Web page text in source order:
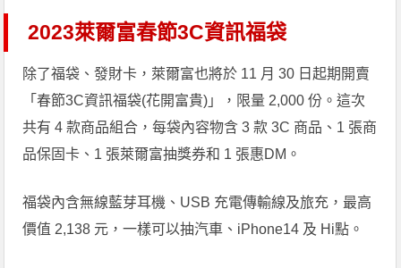
2023萊爾富春節3C資訊福袋
除了福袋、發財卡，萊爾富也將於 11 月 30 日起期開賣
「春節3C資訊福袋(花開富貴)」，限量 2,000 份。這次
共有 4 款商品組合，每袋內容物含 3 款 3C 商品、1 張商
品保固卡、1 張萊爾富抽獎券和 1 張惠DM。
福袋內含無線藍芽耳機、USB 充電傳輸線及旅充，最高
價值 2,138 元，一樣可以抽汽車、iPhone14 及 Hi點。